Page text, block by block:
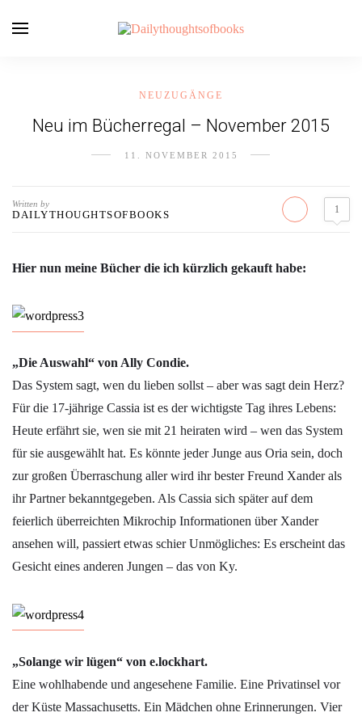
NEUZUGÄNGE
Neu im Bücherregal – November 2015
11. NOVEMBER 2015
Written by
DAILYTHOUGHTSOFBOOKS 1
Hier nun meine Bücher die ich kürzlich gekauft habe:
„Die Auswahl“ von Ally Condie.
Das System sagt, wen du lieben sollst – aber was sagt dein Herz?
Für die 17-jährige Cassia ist es der wichtigste Tag ihres Lebens:
Heute erfährt sie, wen sie mit 21 heiraten wird – wen das System
für sie ausgewählt hat. Es könnte jeder Junge aus Oria sein, doch
zur großen Überraschung aller wird ihr bester Freund Xander als
ihr Partner bekanntgegeben. Als Cassia sich später auf dem
feierlich überreichten Mikrochip Informationen über Xander
ansehen will, passiert etwas schier Unmögliches: Es erscheint das
Gesicht eines anderen Jungen – das von Ky.
„Solange wir lügen“ von e.lockhart.
Eine wohlhabende und angesehene Familie. Eine Privatinsel vor
der Küste Massachusetts. Ein Mädchen ohne Erinnerungen. Vier